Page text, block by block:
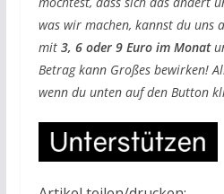
was wir machen, kannst du uns
mit 3, 6 oder 9 Euro im Monat
Betrag kann Großes bewirken!
wenn du unten auf den Button